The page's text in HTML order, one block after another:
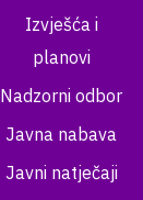
Izvješća i
planovi
Nadzorni odbor
Javna nabava
Javni natječaji